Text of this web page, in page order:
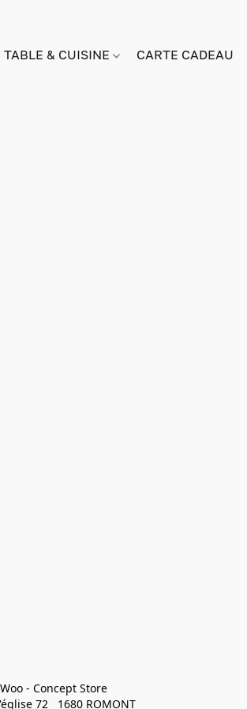
TABLE & CUISINE CARTE CADEAU
- Concept Store
72   1680 ROMONT